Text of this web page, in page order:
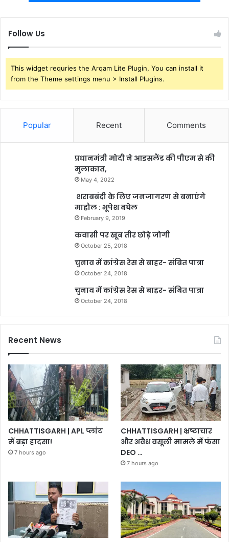
Follow Us
This widget requries the Arqam Lite Plugin, You can install it
from the Theme settings menu > Install Plugins.
Popular Recent Comments
प्रधानमंत्री मोदी ने आइसलैंड की पीएम से की
मुलाकात,
May 4, 2022
शराबबंदी के लिए जनजागरण से बनाएंगे
माहौल : भूपेश बघेल
February 9, 2019
कवासी पर खूब तीर छोड़े जोगी
October 25, 2018
चुनाव में कांग्रेस रेस से बाहर- संबित पात्रा
October 24, 2018
चुनाव में कांग्रेस रेस से बाहर- संबित पात्रा
October 24, 2018
Recent News
CHHATTISGARH | APL प्लांट
में बड़ा हादसा!
7 hours ago
CHHATTISGARH | भ्रष्टाचार
और अवैध वसूली मामले में फंसा
DEO …
7 hours ago